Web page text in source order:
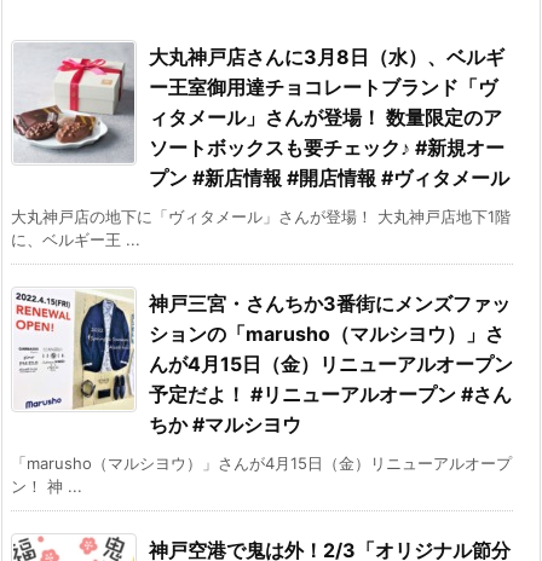
大丸神戸店さんに3月8日（水）、ベルギ
ー王室御用達チョコレートブランド「ヴ
ィタメール」さんが登場！ 数量限定のア
ソートボックスも要チェック♪ #新規オー
プン #新店情報 #開店情報 #ヴィタメール
大丸神戸店の地下に「ヴィタメール」さんが登場！ 大丸神戸店地下1階
に、ベルギー王 ...
神戸三宮・さんちか3番街にメンズファッ
ションの「marusho（マルシヨウ）」さ
んが4月15日（金）リニューアルオープン
予定だよ！ #リニューアルオープン #さん
ちか #マルシヨウ
「marusho（マルシヨウ）」さんが4月15日（金）リニューアルオープ
ン！ 神 ...
神戸空港で鬼は外！2/3「オリジナル節分